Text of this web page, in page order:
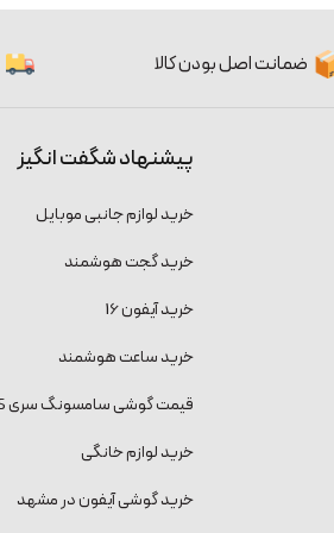
ضمانت اصل بودن کالا
پیشنهاد شگفت انگیز
خرید لوازم جانبی موبایل
خرید گجت هوشمند
خرید آیفون 16
خرید ساعت هوشمند
قیمت گوشی سامسونگ سری S
خرید لوازم خانگی
خرید گوشی آیفون در مشهد